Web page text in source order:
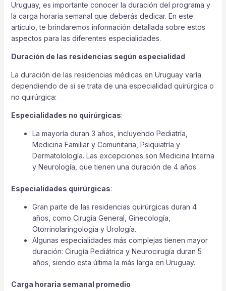
Uruguay, es importante conocer la duración del programa y
la carga horaria semanal que deberás dedicar. En este
artículo, te brindaremos información detallada sobre estos
aspectos para las diferentes especialidades.
Duración de las residencias según especialidad
La duración de las residencias médicas en Uruguay varía
dependiendo de si se trata de una especialidad quirúrgica o
no quirúrgica:
Especialidades no quirúrgicas:
La mayoría duran 3 años, incluyendo Pediatría,
Medicina Familiar y Comunitaria, Psiquiatría y
Dermatolología. Las excepciones son Medicina Interna
y Neurología, que tienen una duración de 4 años.
Especialidades quirúrgicas:
Gran parte de las residencias quirúrgicas duran 4
años, como Cirugía General, Ginecología,
Otorrinolaringología y Urología.
Algunas especialidades más complejas tienen mayor
duración: Cirugía Pediátrica y Neurocirugía duran 5
años, siendo esta última la más larga en Uruguay.
Carga horaria semanal promedio